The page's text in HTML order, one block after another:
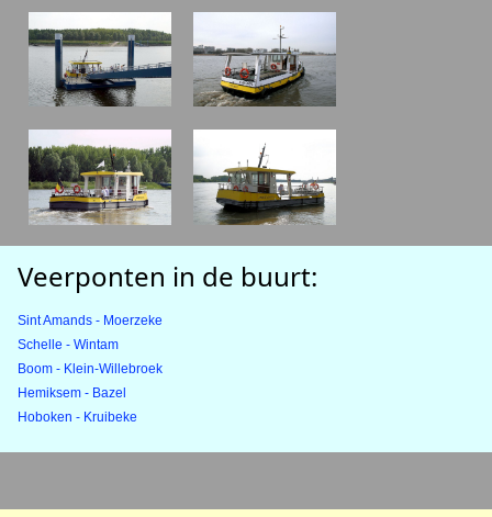
Veerponten in de buurt:
Sint Amands - Moerzeke
Schelle - Wintam
Boom - Klein-Willebroek
Hemiksem - Bazel
Hoboken - Kruibeke